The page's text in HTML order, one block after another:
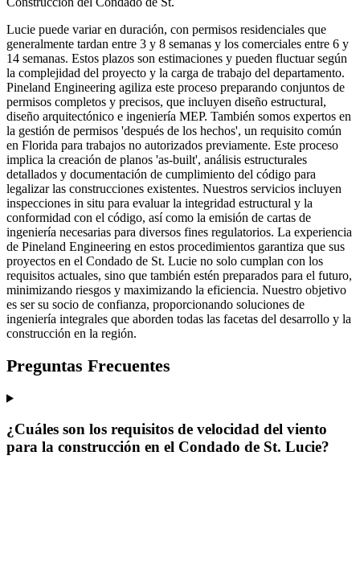
Lucie puede variar en duración, con permisos residenciales que
generalmente tardan entre 3 y 8 semanas y los comerciales entre 6 y
14 semanas. Estos plazos son estimaciones y pueden fluctuar según
la complejidad del proyecto y la carga de trabajo del departamento.
Pineland Engineering agiliza este proceso preparando conjuntos de
permisos completos y precisos, que incluyen diseño estructural,
diseño arquitectónico e ingeniería MEP. También somos expertos en
la gestión de permisos 'después de los hechos', un requisito común
en Florida para trabajos no autorizados previamente. Este proceso
implica la creación de planos 'as-built', análisis estructurales
detallados y documentación de cumplimiento del código para
legalizar las construcciones existentes. Nuestros servicios incluyen
inspecciones in situ para evaluar la integridad estructural y la
conformidad con el código, así como la emisión de cartas de
ingeniería necesarias para diversos fines regulatorios. La experiencia
de Pineland Engineering en estos procedimientos garantiza que sus
proyectos en el Condado de St. Lucie no solo cumplan con los
requisitos actuales, sino que también estén preparados para el futuro,
minimizando riesgos y maximizando la eficiencia. Nuestro objetivo
es ser su socio de confianza, proporcionando soluciones de
ingeniería integrales que aborden todas las facetas del desarrollo y la
construcción en la región.
Preguntas Frecuentes
¿Cuáles son los requisitos de velocidad del viento
para la construcción en el Condado de St. Lucie?